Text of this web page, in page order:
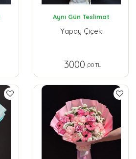
Aynı Gün Teslimat
Yapay Çiçek
3000 ,00 TL